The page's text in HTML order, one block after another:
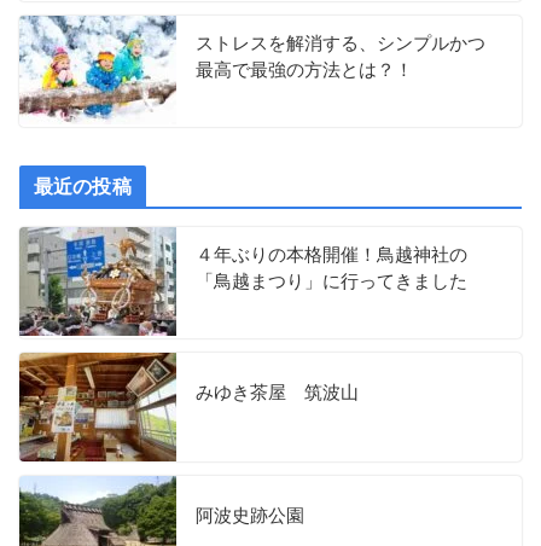
ストレスを解消する、シンプルかつ
最高で最強の方法とは？！
最近の投稿
４年ぶりの本格開催！鳥越神社の
「鳥越まつり」に行ってきました
みゆき茶屋 筑波山
阿波史跡公園